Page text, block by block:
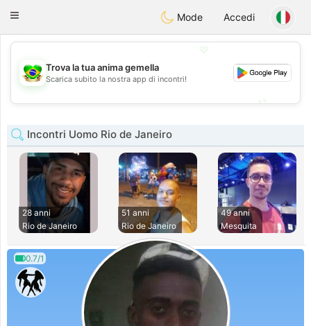
Conversar
Toggle
Mode Accedi
💖
💕
Trova la tua anima gemella
Scarica subito la nostra app di incontri!
Incontri Uomo Rio de Janeiro
28 anni
Rio de Janeiro
51 anni
Rio de Janeiro
49 anni
Mesquita
0.7/1